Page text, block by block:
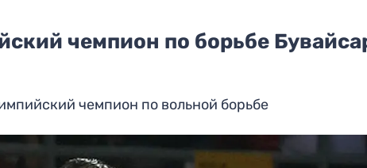
чемпион по борьбе
чемпион по вольной борьбе